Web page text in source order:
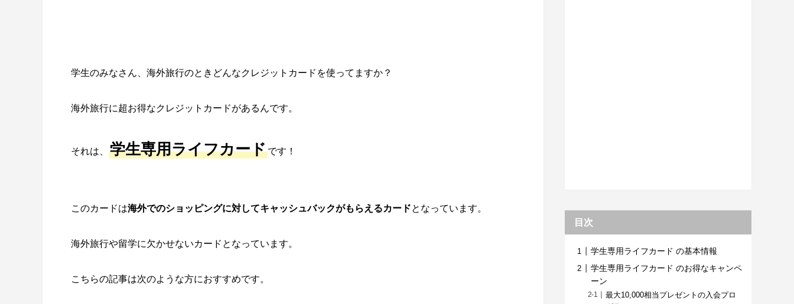
学生のみなさん、海外旅行のときどんなクレジットカードを使ってますか？
海外旅行に超お得なクレジットカードがあるんです。
それは、 学生専用ライフカードです！
このカードは海外でのショッピングに対してキャッシュバックがもらえるカードとなっています。
海外旅行や留学に欠かせないカードとなっています。
こちらの記事は次のような方におすすめです。
目次
学生専用ライフカード の基本情報
学生専用ライフカード のお得なキャンペ
ーン
最大10,000相当プレゼントの入会プロ